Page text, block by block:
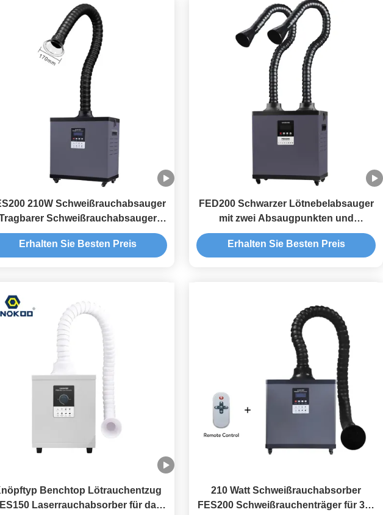
210W Schweißrauchabsauger
Schweißrauchabsauger
Schwarz
Erhalten Sie Besten Preis
FED200 Schwarzer Lötnebelabsauger
mit zwei Absaugpunkten und
mehrstufiger Filterung für
Reparaturwerkstätten
Erhalten Sie Besten Preis
Benchtop Lötrauchentzug
Laserrauchabsorber für das
210 Watt Schweißrauchabsorber
FES200 Schweißrauchenträger für 3D-